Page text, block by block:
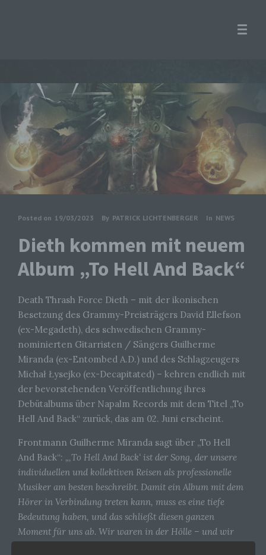
Posted on 19/03/2023 By PATRICK LICHTENBERGER In NEWS
Dieth kommen mit neuem
Album „To Hell And Back“
Death Thrash Force Dieth – mit der ikonischen
Besetzung des Grammy-Preisträgers David Ellefson
(ex-Megadeth), des schwedischen Grammy-
nominierten Gitarristen / Sängers Guilherme
Miranda (ex-Entombed A.D.) und des Schlagzeugers
Michał Łysejko (ex-Decapitated) – kehren endlich mit
der bevorstehenden Veröffentlichung ihres
Debütalbums über Napalm Records mit dem Titel „To
Hell And Back“ zurück, das am 02. Juni erscheint.
Frontmann Guilherme Miranda sagt über „To Hell
And Back“: „‚To Hell And Back‘ ist der Song, der unsere
individuellen und kollektiven Reisen als professionelle
Musiker am besten beschreibt. Damit ein Album mit dem
Hörer in Verbindung treten kann, muss es eine tiefe
Bedeutung haben, und das schließt diesen ganzen
Moment für uns ab. Wir waren in der Hölle – und wir